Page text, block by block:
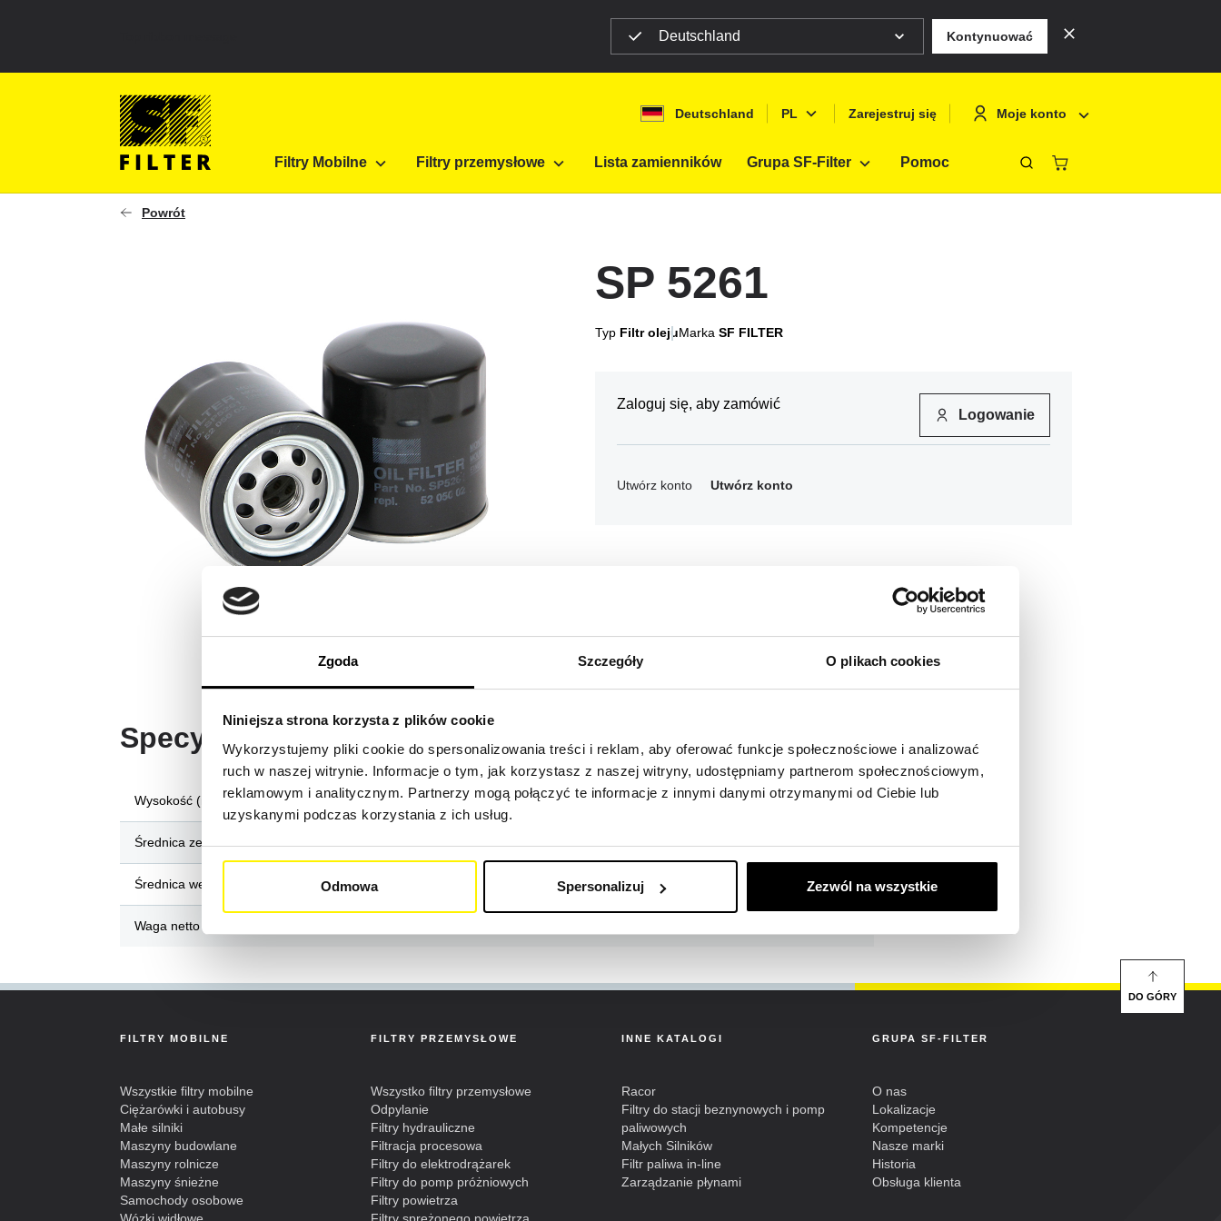
Zgoda Szczegóły O plikach cookies
Niniejsza strona korzysta z plików cookie
Wykorzystujemy pliki cookie do spersonalizowania treści i reklam, aby oferować funkcje społecznościowe i analizować
ruch w naszej witrynie. Informacje o tym, jak korzystasz z naszej witryny, udostępniamy partnerom społecznościowym,
reklamowym i analitycznym. Partnerzy mogą połączyć te informacje z innymi danymi otrzymanymi od Ciebie lub
uzyskanymi podczas korzystania z ich usług.
Odmowa Spersonalizuj Zezwól na wszystkie
Deutschland Kontynuować
Deutschland PL Zarejestruj się Moje konto
Filtry Mobilne Filtry przemysłowe Lista zamienników Grupa SF-Filter Pomoc
Strona główna SF Filter
Powrót
SP 5261
Typ Filtr olejuMarka SF FILTER
Zaloguj się, aby zamówić
Logowanie
Utwórz konto Utwórz konto
Specyfikacja produktu
Wysokość (mm) 87
Średnica zewnętrzna / Długość (mm)
Średnica wewnętrzna / Szerokość (mm) UNF 3/4 -16
Waga netto (kg)
FILTRY MOBILNE
Wszystkie filtry mobilne
Ciężarówki i autobusy
Małe silniki
Maszyny budowlane
Maszyny rolnicze
Maszyny śnieżne
Samochody osobowe
FILTRY PRZEMYSŁOWE
Wszystko filtry przemysłowe
Odpylanie
Filtry hydrauliczne
Filtracja procesowa
Filtry do elektrodrążarek
Filtry do pomp próżniowych
Filtry powietrza
INNE KATALOGI
Racor
Filtry do stacji beznynowych i pomp
paliwowych
Małych Silników
Filtr paliwa in-line
Zarządzanie płynami
GRUPA SF-FILTER
O nas
Lokalizacje
Kompetencje
Nasze marki
Historia
Obsługa klienta
DO GÓRY